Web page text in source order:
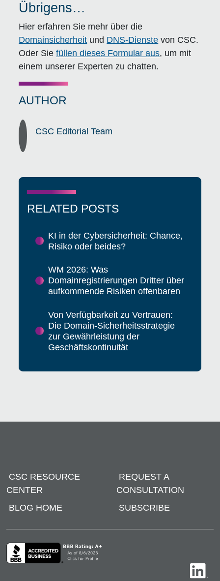
Übrigens…
Hier erfahren Sie mehr über die
Domainsicherheit und DNS-Dienste von CSC.
Oder Siefüllen dieses Formular aus, um mit
einem unserer Experten zu chatten.
AUTHOR
CSC Editorial Team
RELATED POSTS
KI in der Cybersicherheit: Chance,
Risiko oder beides?
WM 2026: Was
Domainregistrierungen Dritter über
aufkommende Risiken offenbaren
Von Verfügbarkeit zu Vertrauen:
Die Domain-Sicherheitsstrategie
zur Gewährleistung der
Geschäftskontinuität
CSC RESOURCE
CENTER
REQUEST A
CONSULTATION
BLOG HOME
SUBSCRIBE